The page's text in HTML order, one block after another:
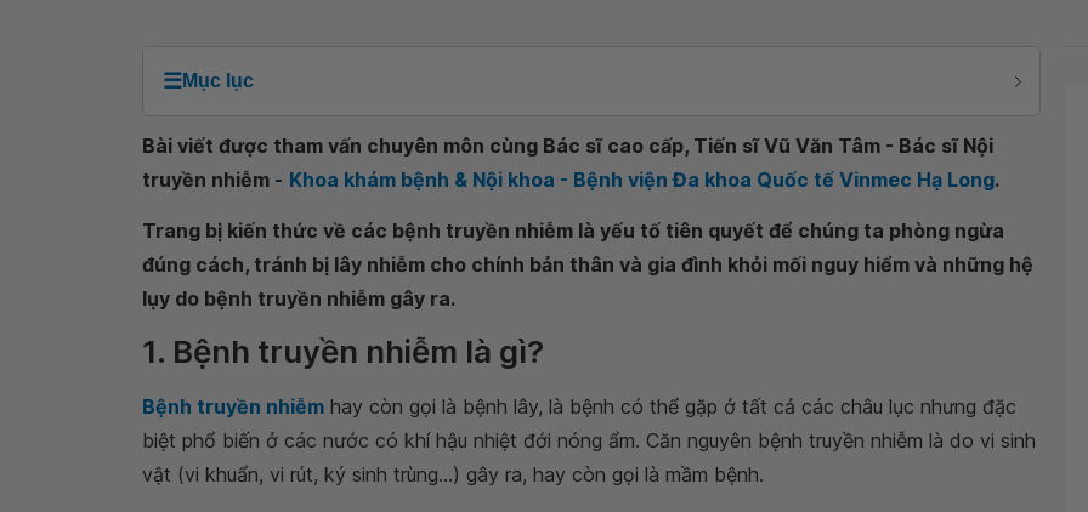
☰Mục lục
Bài viết được tham vấn chuyên môn cùng Bác sĩ cao cấp, Tiến sĩ Vũ Văn Tâm - Bác sĩ Nội
truyền nhiễm - Khoa khám bệnh & Nội khoa - Bệnh viện Đa khoa Quốc tế Vinmec Hạ Long.
Trang bị kiến thức về các bệnh truyền nhiễm là yếu tố tiên quyết để chúng ta phòng ngừa
đúng cách, tránh bị lây nhiễm cho chính bản thân và gia đình khỏi mối nguy hiểm và những hệ
lụy do bệnh truyền nhiễm gây ra.
1. Bệnh truyền nhiễm là gì?
Bệnh truyền nhiễm hay còn gọi là bệnh lây, là bệnh có thể gặp ở tất cả các châu lục nhưng đặc
biệt phổ biến ở các nước có khí hậu nhiệt đới nóng ẩm. Căn nguyên bệnh truyền nhiễm là do vi sinh
vật (vi khuẩn, vi rút, ký sinh trùng...) gây ra, hay còn gọi là mầm bệnh.